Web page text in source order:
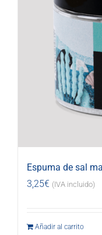
Espuma de sal
3,25€ (IVA incluido)
Añadir al carrito